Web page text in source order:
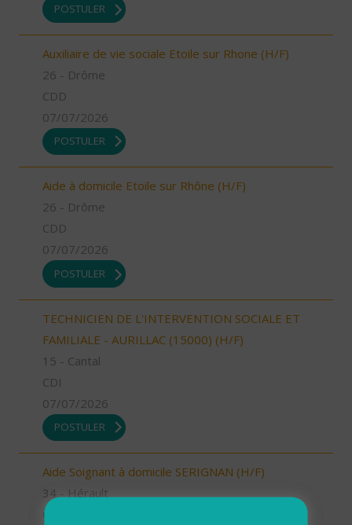
POSTULER
Auxiliaire de vie sociale Etoile sur Rhone (H/F)
26 - Drôme
CDD
07/07/2026
POSTULER
Aide à domicile Etoile sur Rhône (H/F)
26 - Drôme
CDD
07/07/2026
POSTULER
TECHNICIEN DE L'INTERVENTION SOCIALE ET
FAMILIALE - AURILLAC (15000) (H/F)
15 - Cantal
CDI
07/07/2026
POSTULER
Aide Soignant à domicile SERIGNAN (H/F)
34 - Hérault
CDD